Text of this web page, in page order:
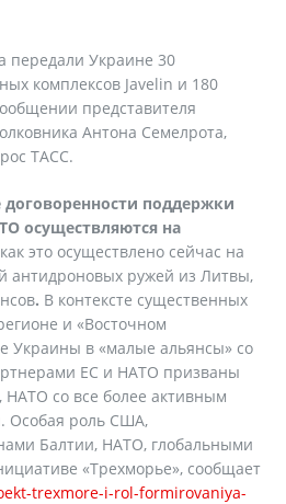
передали Украине 30
комплексов Javelin и 180
представителя
Антона Семелрота,
ТАСС.
поддержки
осуществляются на
как это осуществлено сейчас на
антидроновых ружей из Литвы,
. В контексте существенных
и «Восточном
Украины в «малые альянсы» со
ЕС и НАТО призваны
НАТО со все более активным
Особая роль США,
Балтии, НАТО, глобальными
«Трехморье», сообщает
trexmore-i-rol-formirovaniya-